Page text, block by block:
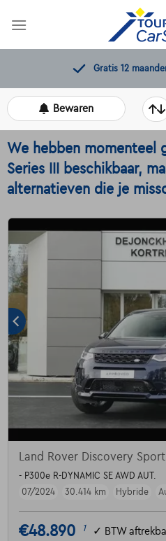
11.000+
Bewaren
We hebben momenteel
Series III beschikbaar,
alternatieven die je
Land Rover Discovery Sport
- P300e R-DYNAMIC SE AWD AUT.
07/2024
30.414 km Hybride
€48.890 1 ✓ BTW